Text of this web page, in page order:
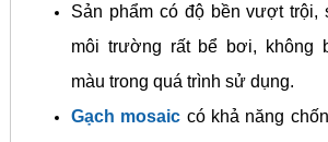
Sản phẩm có độ bền vượt trội,
môi trường rất bể bơi, không
màu trong quá trình sử dụng.
Gạch mosaic có khả năng